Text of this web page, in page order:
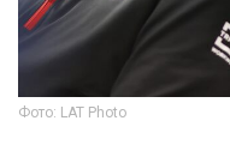
Фото: LAT Photo